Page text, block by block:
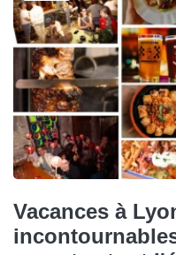
Vacances à